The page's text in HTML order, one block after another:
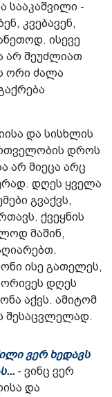
სააკაშვილი -
კვებავენ,
ისევე
არ შეუძლიათ
ორი ძალა
და სისხლის
დროს
არ მიეცა არც
დღეს ყველა
გვაქვს,
ქვეყნის
მაშინ,
ისე გათელეს,
დღეს
აქვს. ამიტომ
შესაცვლელად.
ვერ ხედავს
- ვინც ვერ
და